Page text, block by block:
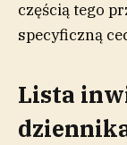
częścią tego
specyficzną
Lista